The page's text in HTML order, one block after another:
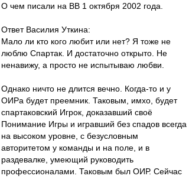
О чем писали на ВВ 1 октября 2002 года.
Ответ Василия Уткина:
Мало ли кто кого любит или нет? Я тоже не
люблю Спартак. И достаточно открыто. Не
ненавижу, а просто не испытываю любви.
Однако ничто не длится вечно. Когда-то и у
ОИРа будет преемник. Таковым, имхо, будет
спартаковский Игрок, доказавший своё
Понимание Игры и игравший без спадов всегда
на высоком уровне, с безусловным
авторитетом у команды и на поле, и в
раздевалке, умеющий руководить
профессионалами. Таковым был ОИР. Сейчас